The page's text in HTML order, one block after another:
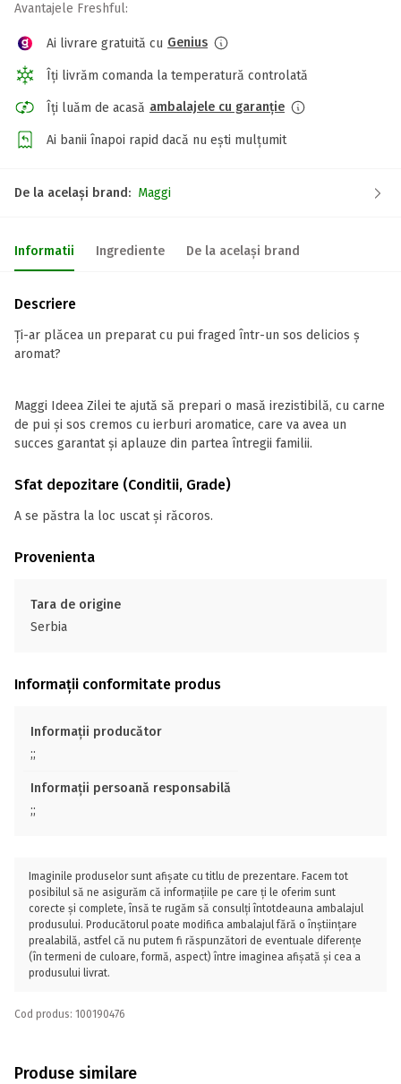
Avantajele Freshful:
Ai livrare gratuită cu Genius
Îți livrăm comanda la temperatură controlată
Îți luăm de acasă ambalajele cu garanție
Ai banii înapoi rapid dacă nu ești mulțumit
De la același brand: Maggi
Informatii Ingrediente De la același brand
Descriere
Ți-ar plăcea un preparat cu pui fraged într-un sos delicios ș
aromat?
Maggi Ideea Zilei te ajută să prepari o masă irezistibilă, cu carne
de pui și sos cremos cu ierburi aromatice, care va avea un
succes garantat și aplauze din partea întregii familii.
Sfat depozitare (Conditii, Grade)
A se păstra la loc uscat și răcoros.
Provenienta
Tara de origine
Serbia
Informații conformitate produs
Informații producător
;;
Informații persoană responsabilă
;;
Imaginile produselor sunt afișate cu titlu de prezentare. Facem tot
posibilul să ne asigurăm că informațiile pe care ți le oferim sunt
corecte și complete, însă te rugăm să consulți întotdeauna ambalajul
produsului. Producătorul poate modifica ambalajul fără o înștiințare
prealabilă, astfel că nu putem fi răspunzători de eventuale diferențe
(în termeni de culoare, formă, aspect) între imaginea afișată și cea a
produsului livrat.
Cod produs: 100190476
Produse similare